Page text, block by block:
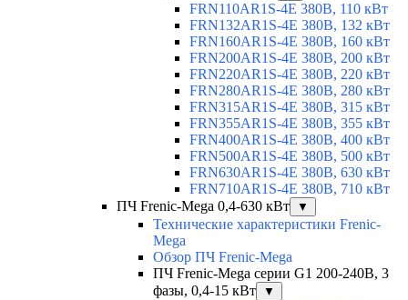
FRN110AR1S-4E 380В, 110 кВт
FRN132AR1S-4E 380В, 132 кВт
FRN160AR1S-4E 380В, 160 кВт
FRN200AR1S-4E 380В, 200 кВт
FRN220AR1S-4E 380В, 220 кВт
FRN280AR1S-4E 380В, 280 кВт
FRN315AR1S-4E 380В, 315 кВт
FRN355AR1S-4E 380В, 355 кВт
FRN400AR1S-4E 380В, 400 кВт
FRN500AR1S-4E 380В, 500 кВт
FRN630AR1S-4E 380В, 630 кВт
FRN710AR1S-4E 380В, 710 кВт
ПЧ Frenic-Mega 0,4-630 кВт
▼
Технические характеристики Frenic-
Mega
Обзор ПЧ Frenic-Mega
ПЧ Frenic-Mega серии G1 200-240В, 3
фазы, 0,4-15 кВт
▼